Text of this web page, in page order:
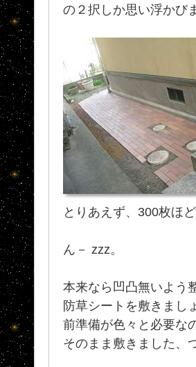
の２択しか思い浮かび
とりあえず、300枚ほ
ん－ zzz。
本来なら凹凸無いよう
防草シートを敷きまし
前準備が色々と必要
そのまま敷きました、